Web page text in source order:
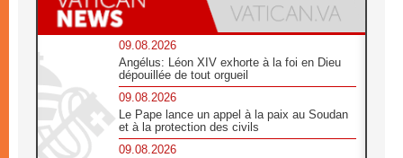
09.08.2026
Angélus: Léon XIV exhorte à la foi en Dieu
dépouillée de tout orgueil
09.08.2026
Le Pape lance un appel à la paix au Soudan
et à la protection des civils
09.08.2026